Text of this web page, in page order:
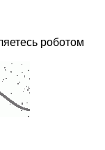
роботом